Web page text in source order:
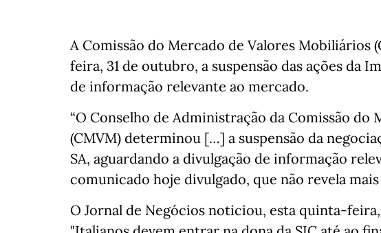
A Comissão do Mercado de Valores Mobiliários
feira, 31 de outubro, a suspensão das ações da
de informação relevante ao mercado.
“O Conselho de Administração da Comissão
(CMVM) determinou […] a suspensão da
SA, aguardando a divulgação de informação
comunicado hoje divulgado, que não revela
O Jornal de Negócios noticiou, esta quinta-